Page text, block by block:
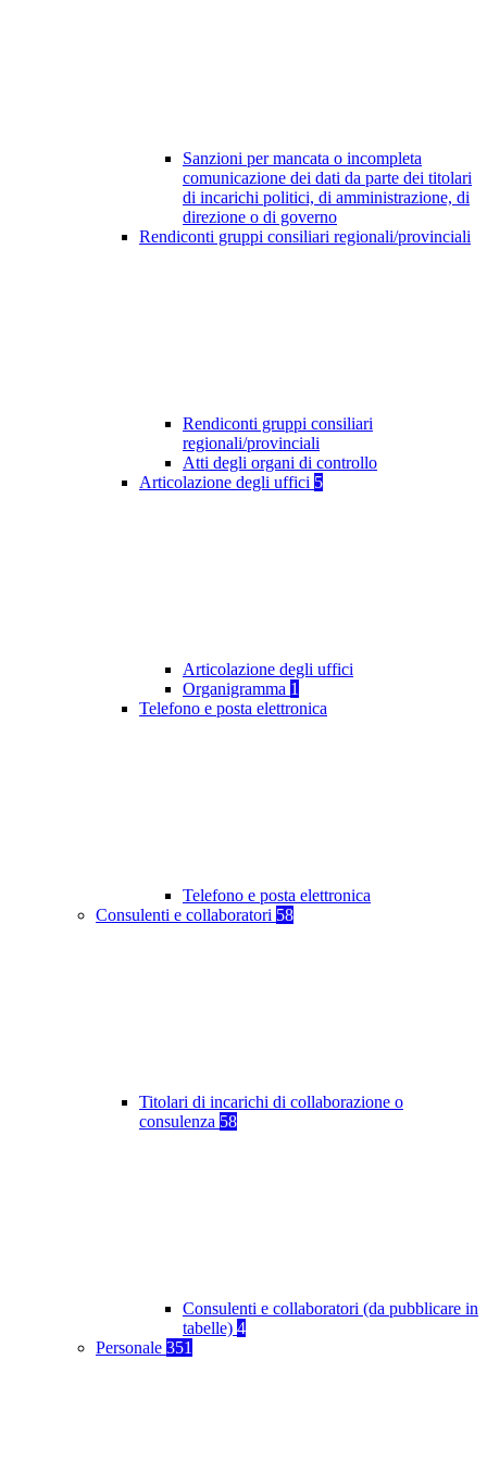
Sanzioni per mancata o incompleta
comunicazione dei dati da parte dei titolari
di incarichi politici, di amministrazione, di
direzione o di governo
Rendiconti gruppi consiliari regionali/provinciali
Rendiconti gruppi consiliari
regionali/provinciali
Atti degli organi di controllo
Articolazione degli uffici 5
Articolazione degli uffici
Organigramma 1
Telefono e posta elettronica
Telefono e posta elettronica
Consulenti e collaboratori 58
Titolari di incarichi di collaborazione o
consulenza 58
Consulenti e collaboratori (da pubblicare in
tabelle) 4
Personale 351